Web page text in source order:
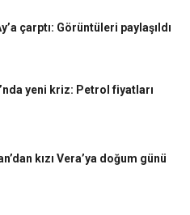
çarptı: Görüntüleri paylaşıldı
yeni kriz: Petrol fiyatları
kızı Vera’ya doğum günü